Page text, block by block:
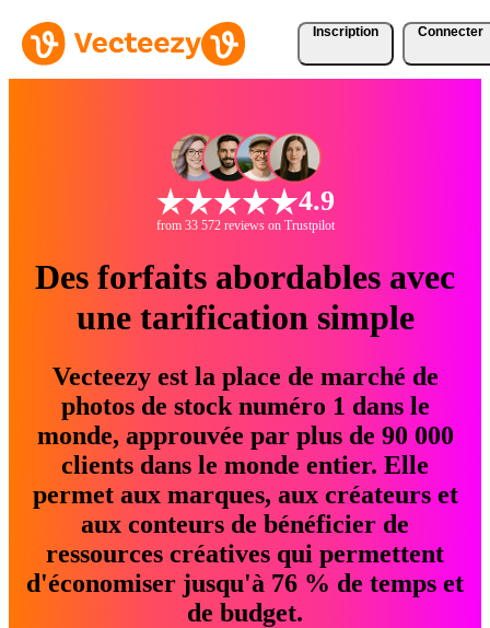
Inscription Connecter
4.9
from 33 572 reviews on Trustpilot
Des forfaits abordables avec
une tarification simple
Vecteezy est la place de marché de
photos de stock numéro 1 dans le
monde, approuvée par plus de 90 000
clients dans le monde entier. Elle
permet aux marques, aux créateurs et
aux conteurs de bénéficier de
ressources créatives qui permettent
d'économiser jusqu'à 76 % de temps et
de budget.